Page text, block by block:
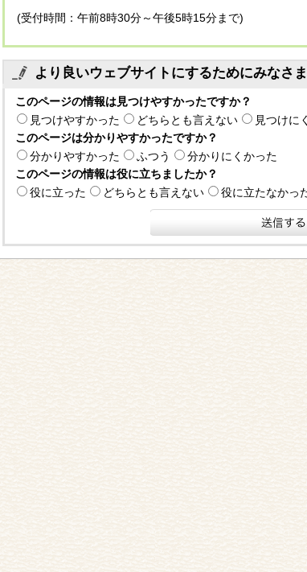
(受付時間：午前8時30分～午後5時15分まで)
より良いウェブサイトにするためにみなさ
このページの情報は見つけやすかったですか？
見つけやすかった
どちらとも言えない
見つけに
このページは分かりやすかったですか？
分かりやすかった
ふつう
分かりにくかった
このページの情報は役に立ちましたか？
役に立った
どちらとも言えない 役に立たなかっ